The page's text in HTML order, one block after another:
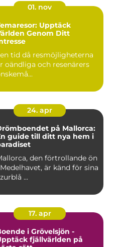
01. nov
Upptäck
Genom Ditt
tid då resmöjligheterna
oändliga och resenärers
24. apr
på Mallorca:
guide till ditt nya hem i
den förtrollande ön
är känd för sina
...
17. apr
i Grövelsjön -
fjällvärlden på